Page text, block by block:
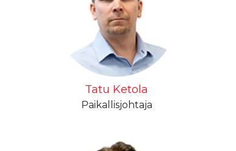
Tatu Ketola
Paikallisjohtaja